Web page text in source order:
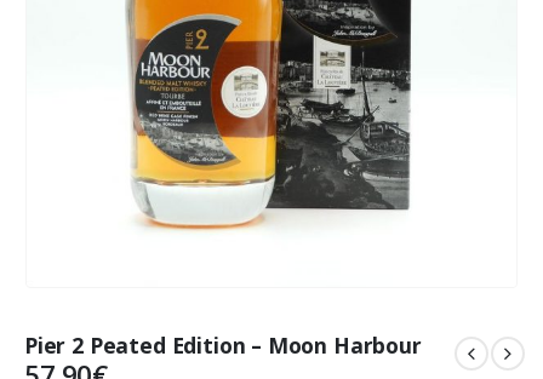
Pier 2 Peated Edition – Moon Harbour